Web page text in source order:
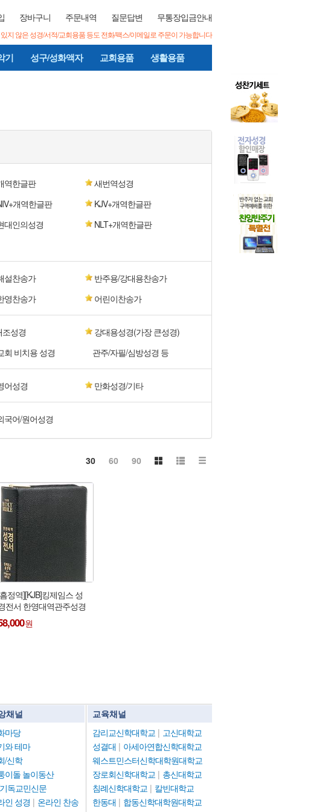
장바구니 주문내역 질문답변 무통장입금안내
지 않은 성경/서적/교회용품 등도 전화/팩스/이메일로 주문이 가능합니다
기 성구/성화액자 교회용품 생활용품
역한글판
새번역성경
개역한글판
KJV+개역한글판
대인의성경
NLT+개역한글판
설찬송가
반주용/강대용찬송가
영찬송가 어린이찬송가
조성경
강대용성경(가장 큰성경)
회 비치용 성경 관주/자필/심방성경 등
어성경 만화성경/기타
국어/원어성경
30 60 90
정역][KJB]킹제임스 성
전서 한영대역관주성경
마제스티에디션(천연우
)
채널
마당
와 테마
/신학
이돌 놀이동산
독교민신문
인 성경 | 온라인 찬송
교육채널
감리교신학대학교 | 고신대학교
성결대 | 아세아연합신학대학교
웨스트민스터신학대학원대학교
장로회신학대학교 | 총신대학교
침례신학대학교 | 칼빈대학교
한동대 | 합동신학대학원대학교